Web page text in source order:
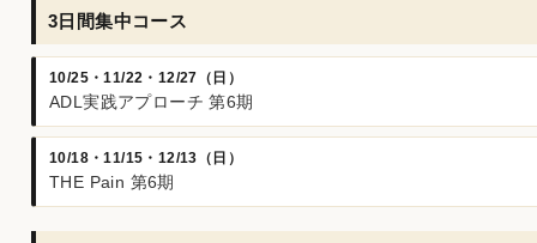
3日間集中コース
10/25・11/22・12/27（日）
ADL実践アプローチ 第6期
10/18・11/15・12/13（日）
THE Pain 第6期